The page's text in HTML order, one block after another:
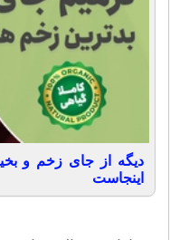
دیگه از جای زخم و
اینجاست